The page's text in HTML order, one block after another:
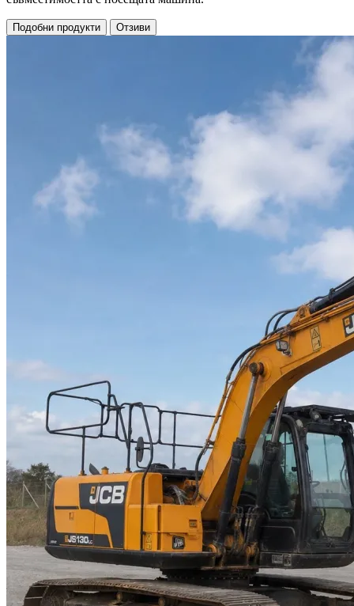
Подобни продукти Отзиви